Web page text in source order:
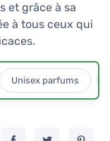
et grâce à sa
à tous ceux qui
Unisex parfums